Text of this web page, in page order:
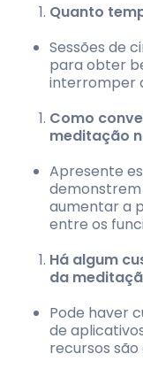
Quanto
Sessões de
para obter
interromper
Como
meditação
Apresente
aumentar a
entre os
Há algum
da
Pode haver
de
recursos